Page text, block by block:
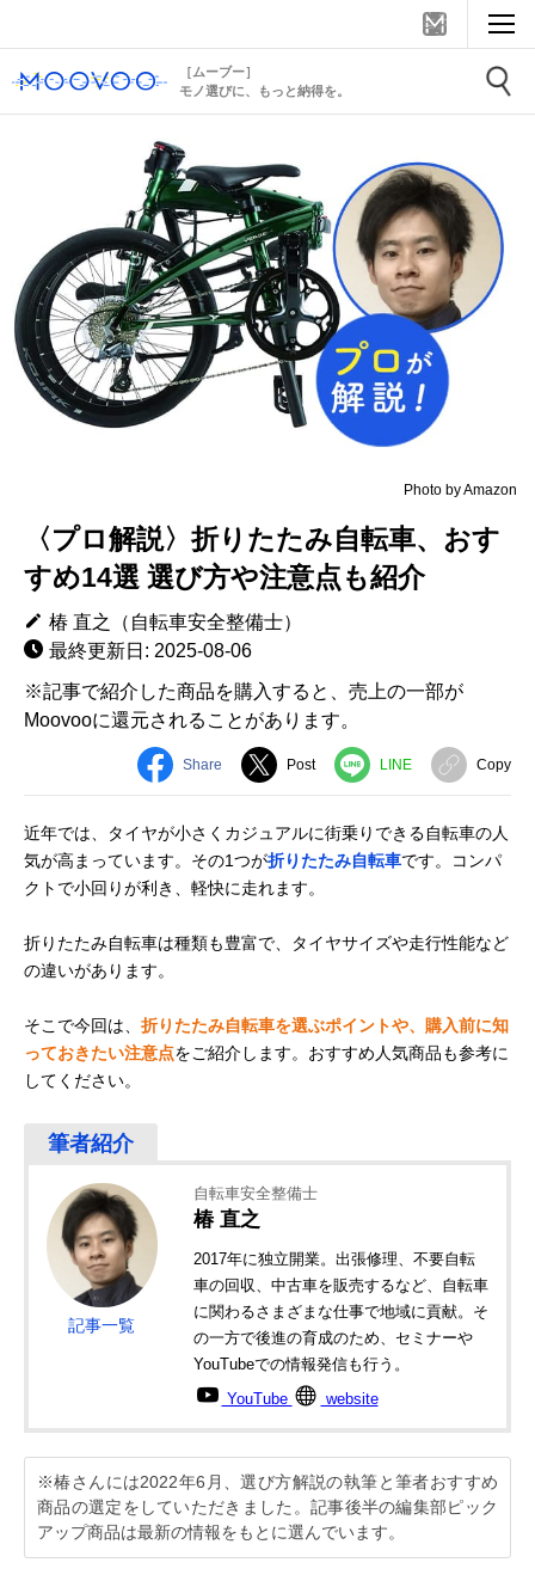
［ムーブー］
モノ選びに、もっと納得を。
Photo by Amazon
〈プロ解説〉折りたたみ自転車、おす
すめ14選 選び方や注意点も紹介
椿 直之（自転車安全整備士）
最終更新日: 2025-08-06
※記事で紹介した商品を購入すると、売上の一部が
Moovooに還元されることがあります。
Share Post LINE Copy
近年では、タイヤが小さくカジュアルに街乗りできる自転車の人
気が高まっています。その1つが折りたたみ自転車です。コンパ
クトで小回りが利き、軽快に走れます。
折りたたみ自転車は種類も豊富で、タイヤサイズや走行性能など
の違いがあります。
そこで今回は、 折りたたみ自転車を選ぶポイントや、購入前に知
っておきたい注意点をご紹介します。おすすめ人気商品も参考に
してください。
記事一覧
自転車安全整備士
椿 直之
2017年に独立開業。出張修理、不要自転
車の回収、中古車を販売するなど、自転車
に関わるさまざまな仕事で地域に貢献。そ
の一方で後進の育成のため、セミナーや
YouTubeでの情報発信も行う。
YouTube website
※椿さんには2022年6月、選び方解説の執筆と筆者おすすめ
商品の選定をしていただきました。記事後半の編集部ピック
アップ商品は最新の情報をもとに選んでいます。